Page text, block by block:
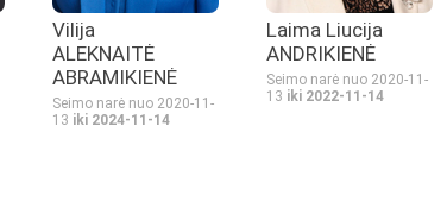
Vilija
ALEKNAITĖ
ABRAMIKIENĖ
Seimo narė nuo 2020-11-
13 iki 2024-11-14
Laima Liucija
ANDRIKIENĖ
Seimo narė nuo 2020-11-
13 iki 2022-11-14